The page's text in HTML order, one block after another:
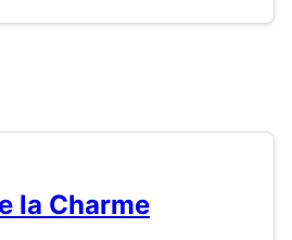
la Charme